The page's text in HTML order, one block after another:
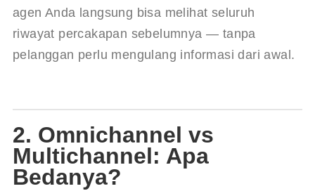
agen Anda langsung bisa melihat seluruh
riwayat percakapan sebelumnya — tanpa
pelanggan perlu mengulang informasi dari awal.
2. Omnichannel vs
Multichannel: Apa
Bedanya?